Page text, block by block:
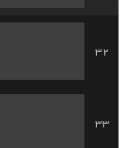
32
33